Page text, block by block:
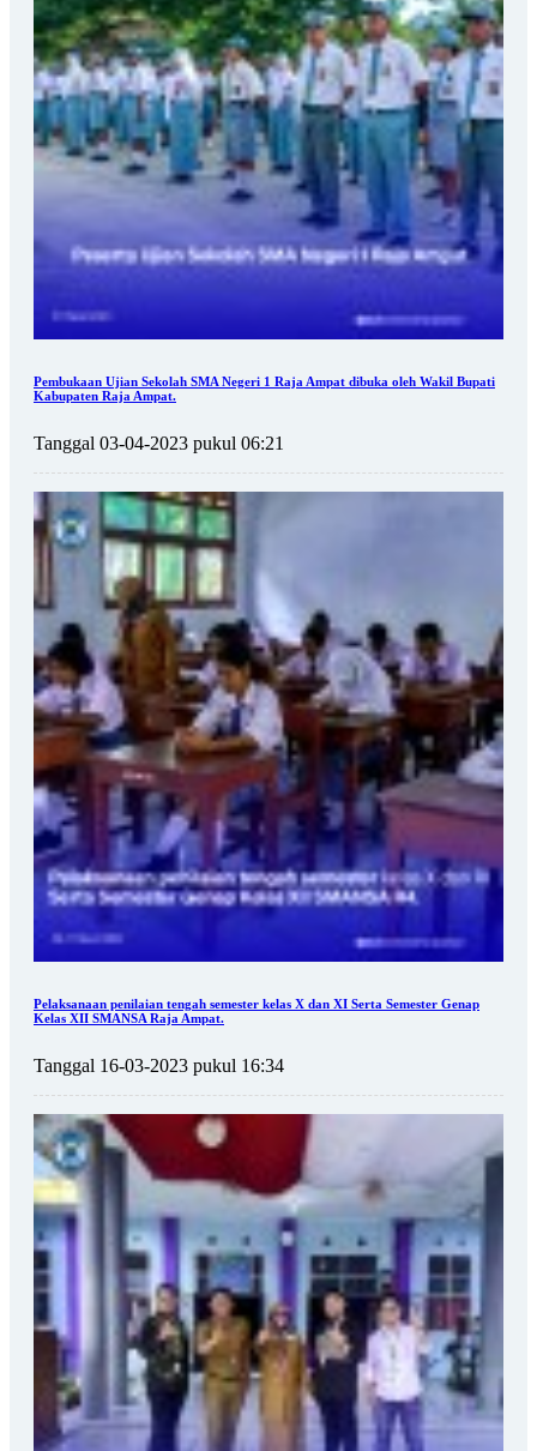
Pembukaan Ujian Sekolah SMA Negeri 1 Raja Ampat dibuka oleh Wakil Bupati
Kabupaten Raja Ampat.
Tanggal 03-04-2023 pukul 06:21
Pelaksanaan penilaian tengah semester kelas X dan XI Serta Semester Genap
Kelas XII SMANSA Raja Ampat.
Tanggal 16-03-2023 pukul 16:34